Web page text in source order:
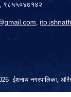
९८५५०४७१४२
ईशनाथ नगरपालिका,